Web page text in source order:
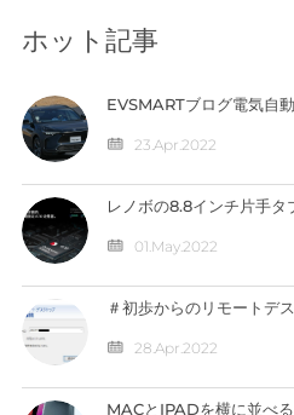
ー。8月に発売したau初の5G対応ホー
ーター「Speed Wi-Fi HOME 5G L11
ホット記事
EVSMARTブログ電気自
るトヨタの電気自動車
『BZ4X』／バッテリー残
記事 最近の投稿 カテゴリ
23.Apr.2022
レノボの8.8インチ片手タ
ック公開！【価格は4万円
01.May.2022
＃初歩からのリモートデ
ソコンへ接続（IPV4）編
28.Apr.2022
MACとIPADを横に並べ